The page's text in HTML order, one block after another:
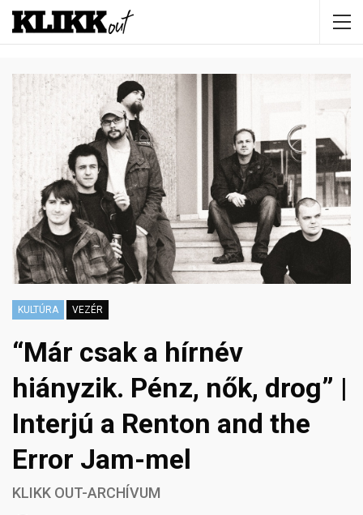
KULTÚRA VEZÉR
“Már csak a hírnév
hiányzik. Pénz, nők, drog” |
Interjú a Renton and the
Error Jam-mel
KLIKK OUT-ARCHÍVUM